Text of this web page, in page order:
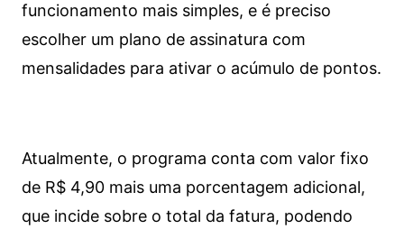
funcionamento mais simples, e é preciso
escolher um plano de assinatura com
mensalidades para ativar o acúmulo de pontos.
Atualmente, o programa conta com valor fixo
de R$ 4,90 mais uma porcentagem adicional,
que incide sobre o total da fatura, podendo